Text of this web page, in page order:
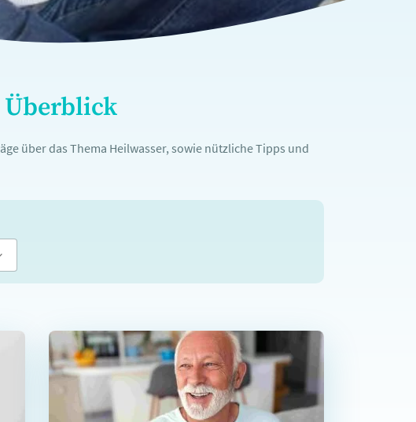
Überblick
über das Thema Heilwasser, sowie nützliche Tipps und